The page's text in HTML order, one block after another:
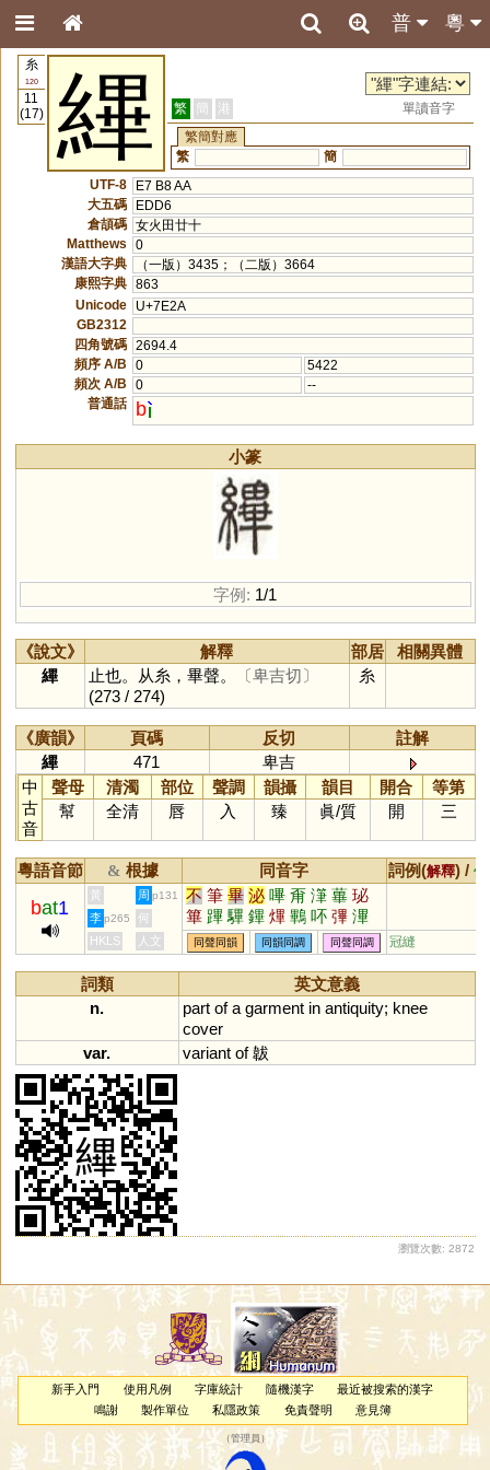
粵
普
糸
120
11
(17)
縪 繁 簡 港
單讀音字
繁簡對應
繁
簡
UTF-8
E7 B8 AA
大五碼
EDD6
倉頡碼 女火田廿十
Matthews
0
漢語大字典
（一版）3435；（二版）3664
康熙字典 863
Unicode
U+7E2A
GB2312
四角號碼 2694.4
頻序 A/B
0
5422
頻次 A/B
0
--
普通話
b
小篆
字例: 1/1
《說文》 解釋 部居
相關異體
縪
止也。从糸，畢聲。
〔卑吉切〕
(273 / 274)
糸
《廣韻》 頁碼 反切
註解
縪
471
卑吉
中
古
音
聲母 清濁 部位 聲調 韻攝 韻目 開合
等第
幫
全清 唇 入 臻 眞/質 開 三
粵語音節 & 根據 同音字 詞例(解釋) /
bat1
黃 周 p131 不 筆 畢 泌 嗶 甭 潷 蓽 珌
篳 蹕 驆 鏎 熚 鷝 吥 彃 滭
罼 觱
李 p265
何
HKLS
人文 同聲同韻 同韻同調 同聲同調 冠縫
詞類
英文意義
n.
part of a garment in antiquity; knee
cover
var.
variant of韍
瀏覽次數: 2872
新手入門 使用凡例 字庫統計 隨機漢字
最近被搜索的漢字
鳴謝
製作單位 私隱政策 免責聲明 意見簿
（管理員 ）